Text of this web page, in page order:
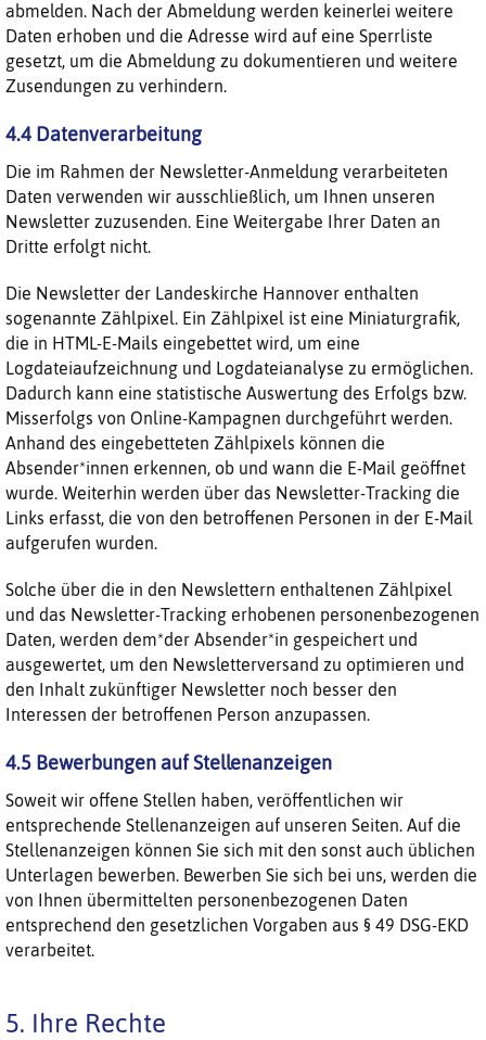
abmelden. Nach der Abmeldung werden keinerlei weitere
Daten erhoben und die Adresse wird auf eine Sperrliste
gesetzt, um die Abmeldung zu dokumentieren und weitere
Zusendungen zu verhindern.
4.4 Datenverarbeitung
Die im Rahmen der Newsletter-Anmeldung verarbeiteten
Daten verwenden wir ausschließlich, um Ihnen unseren
Newsletter zuzusenden. Eine Weitergabe Ihrer Daten an
Dritte erfolgt nicht.
Die Newsletter der Landeskirche Hannover enthalten
sogenannte Zählpixel. Ein Zählpixel ist eine Miniaturgrafik,
die in HTML-E-Mails eingebettet wird, um eine
Logdateiaufzeichnung und Logdateianalyse zu ermöglichen.
Dadurch kann eine statistische Auswertung des Erfolgs bzw.
Misserfolgs von Online-Kampagnen durchgeführt werden.
Anhand des eingebetteten Zählpixels können die
Absender*innen erkennen, ob und wann die E-Mail geöffnet
wurde. Weiterhin werden über das Newsletter-Tracking die
Links erfasst, die von den betroffenen Personen in der E-Mail
aufgerufen wurden.
Solche über die in den Newslettern enthaltenen Zählpixel
und das Newsletter-Tracking erhobenen personenbezogenen
Daten, werden dem*der Absender*in gespeichert und
ausgewertet, um den Newsletterversand zu optimieren und
den Inhalt zukünftiger Newsletter noch besser den
Interessen der betroffenen Person anzupassen.
4.5 Bewerbungen auf Stellenanzeigen
Soweit wir offene Stellen haben, veröffentlichen wir
entsprechende Stellenanzeigen auf unseren Seiten. Auf die
Stellenanzeigen können Sie sich mit den sonst auch üblichen
Unterlagen bewerben. Bewerben Sie sich bei uns, werden die
von Ihnen übermittelten personenbezogenen Daten
entsprechend den gesetzlichen Vorgaben aus § 49 DSG-EKD
verarbeitet.
5. Ihre Rechte